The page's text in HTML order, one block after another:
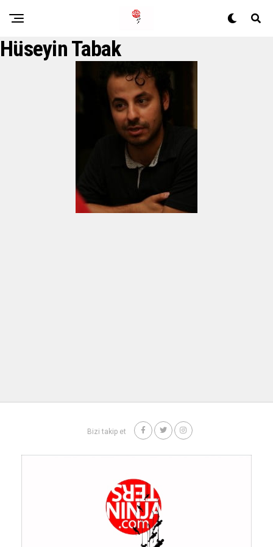
Hüseyin Tabak
Bizi takip et